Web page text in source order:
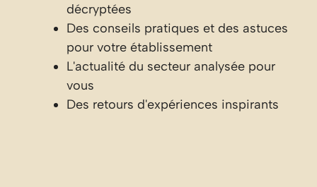
décryptées
Des conseils pratiques et des astuces
pour votre établissement
L'actualité du secteur analysée pour
vous
Des retours d'expériences inspirants